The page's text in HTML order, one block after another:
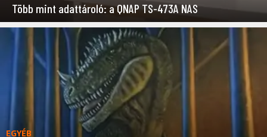
Több mint adattároló: a QNAP TS-473A NAS
EGYÉB